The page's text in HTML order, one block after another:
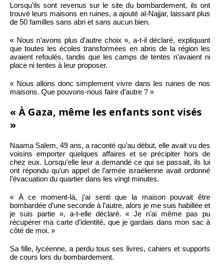
Lorsqu’ils sont revenus sur le site du bombardement, ils ont
trouvé leurs maisons en ruines, a ajouté al-Najjar, laissant plus
de 50 familles sans abri et sans aucun bien.
« Nous n’avons plus d’autre choix », a-t-il déclaré, expliquant
que toutes les écoles transformées en abris de la région les
avaient refoulés, tandis que les camps de tentes n’avaient ni
place ni tentes à leur proposer.
« Nous allons donc simplement vivre dans les ruines de nos
maisons. Que pouvons-nous faire d’autre ? »
« À Gaza, même les enfants sont visés
»
Naama Salem, 49 ans, a raconté qu’au début, elle avait vu des
voisins emporter quelques affaires et se précipiter hors de
chez eux. Lorsqu’elle leur a demandé ce qui se passait, ils lui
ont répondu qu’un appel de l’armée israélienne avait ordonné
l’évacuation du quartier dans les vingt minutes.
« À ce moment-là, j’ai senti que la maison pouvait être
bombardée d’une seconde à l’autre, alors je me suis habillée et
je suis partie », a-t-elle déclaré. « Je n’ai même pas pu
récupérer ma carte d’identité, que je gardais dans mon sac à
côté de moi. »
Sa fille, lycéenne, a perdu tous ses livres, cahiers et supports
de cours lors du bombardement.